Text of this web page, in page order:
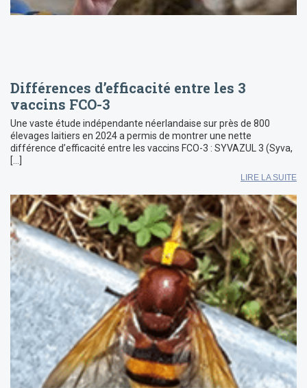
Différences d’efficacité entre les 3
vaccins FCO-3
Une vaste étude indépendante néerlandaise sur près de 800
élevages laitiers en 2024 a permis de montrer une nette
différence d’efficacité entre les vaccins FCO-3 : SYVAZUL 3 (Syva,
[…]
LIRE LA SUITE